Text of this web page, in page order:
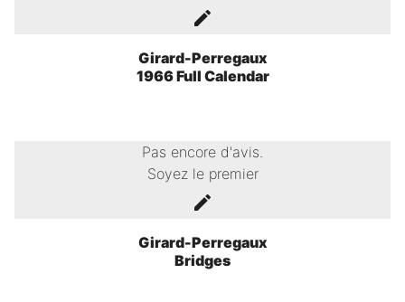
Girard-Perregaux
1966 Full Calendar
Pas encore d'avis.
Soyez le premier
Girard-Perregaux
Bridges